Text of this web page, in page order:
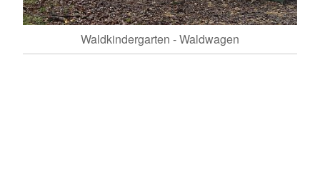
Waldkindergarten - Waldwagen